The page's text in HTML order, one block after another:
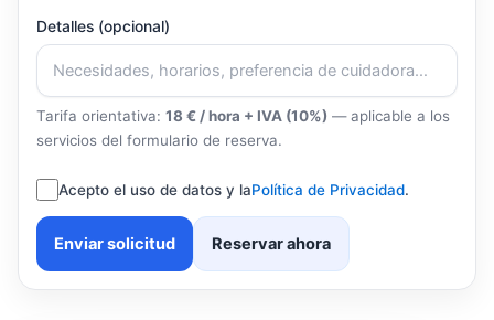
Detalles (opcional)
Tarifa orientativa: 18 € / hora + IVA (10%) — aplicable a los
servicios del formulario de reserva.
Acepto el uso de datos y laPolítica de Privacidad.
Enviar solicitud Reservar ahora